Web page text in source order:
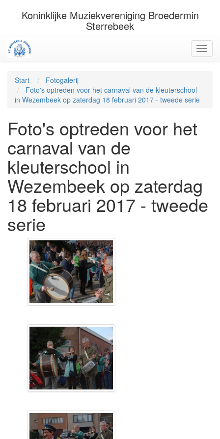
Koninklijke Muziekvereniging Broedermin
Sterrebeek
Start
Fotogalerij
Foto's optreden voor het carnaval van de kleuterschool
in Wezembeek op zaterdag 18 februari 2017 - tweede serie
Foto's optreden voor het
carnaval van de
kleuterschool in
Wezembeek op zaterdag
18 februari 2017 - tweede
serie